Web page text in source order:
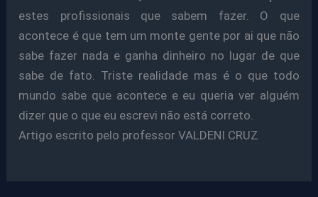
estes profissionais que sabem fazer. O que
acontece é que tem um monte gente por ai que não
sabe fazer nada e ganha dinheiro no lugar de que
sabe de fato. Triste realidade mas é o que todo
mundo sabe que acontece e eu queria ver alguém
dizer que o que eu escrevi não está correto.
Artigo escrito pelo professor VALDENI CRUZ